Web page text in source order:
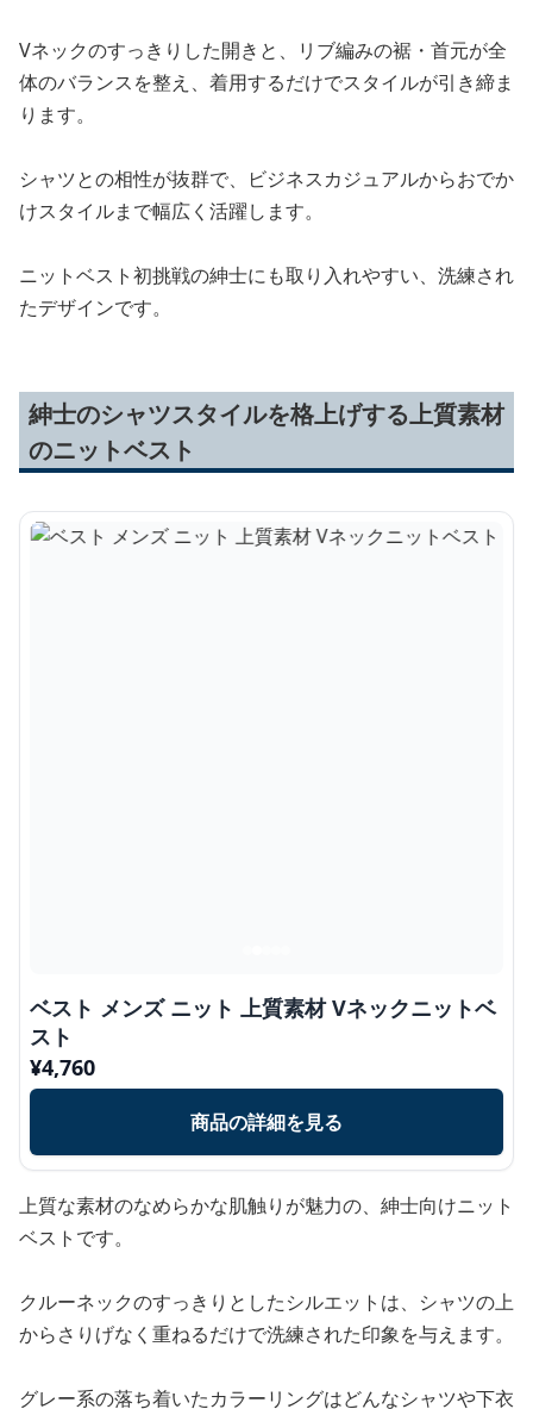
Vネックのすっきりした開きと、リブ編みの裾・首元が全
体のバランスを整え、着用するだけでスタイルが引き締ま
ります。
シャツとの相性が抜群で、ビジネスカジュアルからおでか
けスタイルまで幅広く活躍します。
ニットベスト初挑戦の紳士にも取り入れやすい、洗練され
たデザインです。
紳士のシャツスタイルを格上げする上質素材
のニットベスト
ベスト メンズ ニット 上質素材 Vネックニットベ
スト
¥4,760
商品の詳細を見る
上質な素材のなめらかな肌触りが魅力の、紳士向けニット
ベストです。
クルーネックのすっきりとしたシルエットは、シャツの上
からさりげなく重ねるだけで洗練された印象を与えます。
グレー系の落ち着いたカラーリングはどんなシャツや下衣